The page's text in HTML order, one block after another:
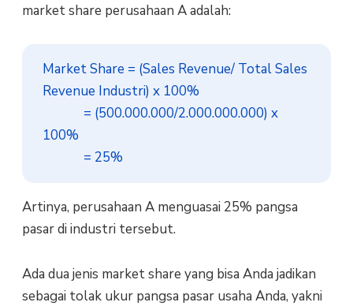
market share perusahaan A adalah:
Market Share = (Sales Revenue/ Total Sales
Revenue Industri) x 100%
100%
             = 25%
Artinya, perusahaan A menguasai 25% pangsa
pasar di industri tersebut.
Ada dua jenis market share yang bisa Anda jadikan
sebagai tolak ukur pangsa pasar usaha Anda, yakni